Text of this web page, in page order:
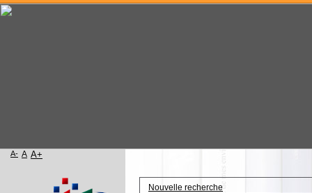
Nouvelle recherche
Accueil
A- A A+